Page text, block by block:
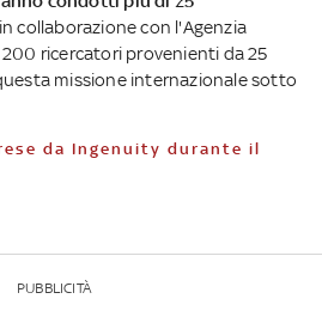
in collaborazione con l'Agenzia
200 ricercatori provenienti da 25
missione internazionale sotto
PUBBLICITÀ